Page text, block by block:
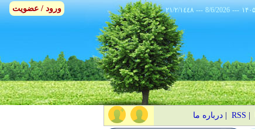
٢١/٢/١٤٤٨ --- 8/6/2026 ---
RSS
|درباره ما
ورود / عضویت